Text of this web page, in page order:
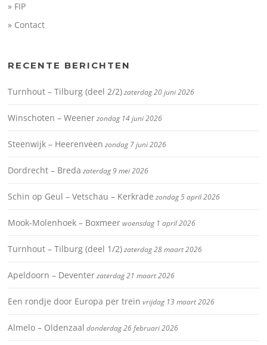
» FIP
» Contact
RECENTE BERICHTEN
Turnhout – Tilburg (deel 2/2)zaterdag 20 juni 2026
Winschoten – Weenerzondag 14 juni 2026
Steenwijk – Heerenveen zondag 7 juni 2026
Dordrecht – Breda zaterdag 9 mei 2026
Schin op Geul – Vetschau – Kerkrade zondag 5 april 2026
Mook-Molenhoek – Boxmeerwoensdag 1 april 2026
Turnhout – Tilburg (deel 1/2)zaterdag 28 maart 2026
Apeldoorn – Deventerzaterdag 21 maart 2026
Een rondje door Europa per trein vrijdag 13 maart 2026
Almelo – Oldenzaal donderdag 26 februari 2026